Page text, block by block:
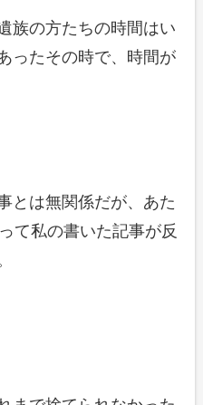
族の方たちの時間はい
ったその時で、時間が
とは無関係だが、あた
て私の書いた記事が反